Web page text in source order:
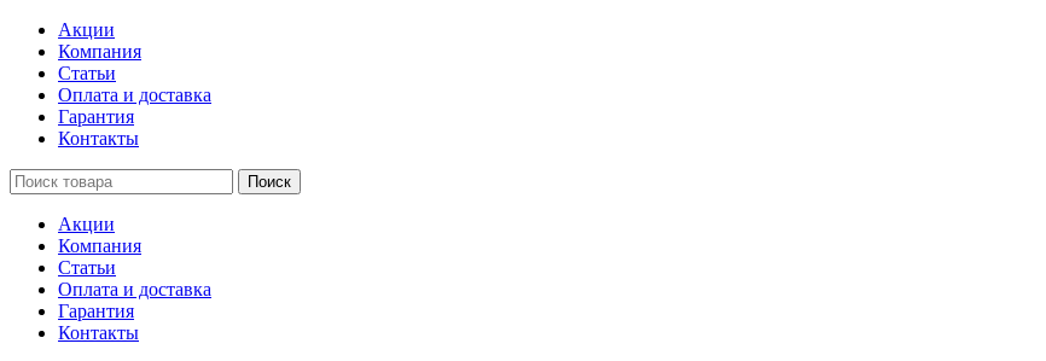
Акции
Компания
Статьи
Оплата и доставка
Гарантия
Контакты
Поиск
Акции
Компания
Статьи
Оплата и доставка
Гарантия
Контакты